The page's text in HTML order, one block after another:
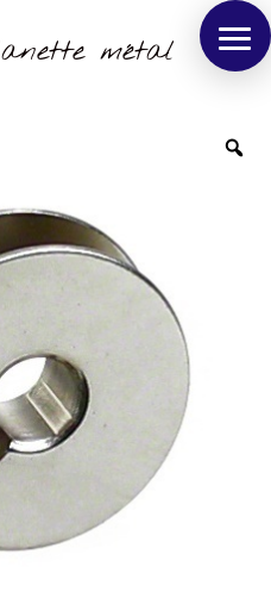
métal